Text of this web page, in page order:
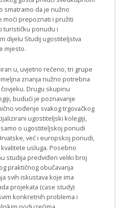
smatramo da je nužno
moći prepoznati i pružiti
turističku ponudu i
dijelu Studij ugostiteljstva
mjesto.
u, uvjetno rečeno, tri grupe
znanja nužno potrebna
Drugu skupinu
budući je poznavanje
vođenje svakog trgovačkog
ugostiteljski kolegiji,
o ugostiteljskoj ponudi
već i europskoj ponudi,
usluga. Posebno
studija predviđen veliki broj
praktičnog obučavanja
svih iskustava koje ima
projekata (case study)
konkretnih problema i